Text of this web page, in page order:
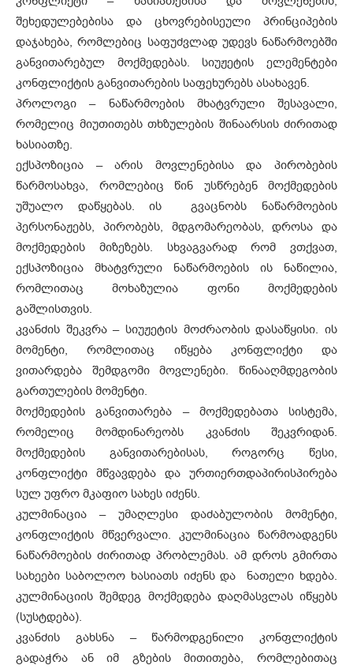
შეხედულებებისა და ცხოვრებისეული პრინციპების
დაჯახება, რომლებიც საფუძვლად უდევს ნაწარმოებში
განვითარებულ მოქმედებას. სიუჟეტის ელემენტები
კონფლიქტის განვითარების საფეხურებს ასახავენ.
პროლოგი – ნაწარმოების მხატვრული შესავალი,
რომელიც მიუთითებს თხზულების შინაარსის ძირითად
ხასიათზე.
ექსპოზიცია – არის მოვლენებისა და პირობების
წარმოსახვა, რომლებიც წინ უსწრებენ მოქმედების
უშუალო დაწყებას. ის გვაცნობს ნაწარმოების
პერსონაჟებს, პირობებს, მდგომარეობას, დროსა და
მოქმედების მიზეზებს. სხვაგვარად რომ ვთქვათ,
ექსპოზიცია მხატვრული ნაწარმოების ის ნაწილია,
რომლითაც მოხაზულია ფონი მოქმედების
გაშლისთვის.
კვანძის შეკვრა – სიუჟეტის მოძრაობის დასაწყისი. ის
მომენტი, რომლითაც იწყება კონფლიქტი და
ვითარდება შემდგომი მოვლენები. წინააღმდეგობის
გართულების მომენტი.
მოქმედების განვითარება – მოქმედებათა სისტემა,
რომელიც მომდინარეობს კვანძის შეკვრიდან.
მოქმედების განვითარებისას, როგორც წესი,
კონფლიქტი მწვავდება და ურთიერთდაპირისპირება
სულ უფრო მკაფიო სახეს იძენს.
კულმინაცია – უმაღლესი დაძაბულობის მომენტი,
კონფლიქტის მწვერვალი. კულმინაცია წარმოადგენს
ნაწარმოების ძირითად პრობლემას. ამ დროს გმირთა
სახეები საბოლოო ხასიათს იძენს და ნათელი ხდება.
კულმინაციის შემდეგ მოქმედება დაღმასვლას იწყებს
(სუსტდება).
კვანძის გახსნა – წარმოდგენილი კონფლიქტის
გადაჭრა ან იმ გზების მითითება, რომლებითაც